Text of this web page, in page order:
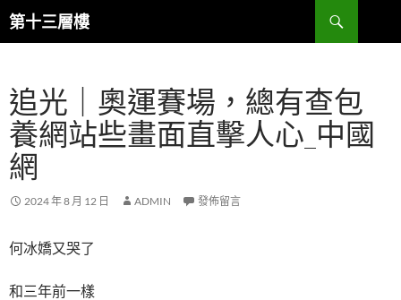
跳
至
內
容
第十三層樓
搜
尋
追光｜奧運賽場，總有查包
養網站些畫面直擊人心_中國
網
2024 年 8 月 12 日 ADMIN 發佈留言
何冰嬌又哭了
和三年前一樣